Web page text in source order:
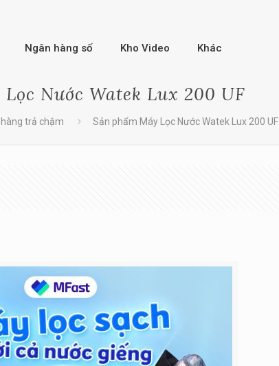
Ngân hàng số Kho Video Khác
Nước Watek Lux 200 UF
hàng trả chậm Sản phẩm Máy Lọc Nước Watek Lux 200 UF